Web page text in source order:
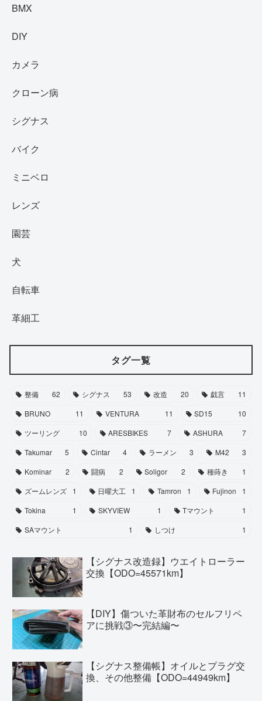
BMX
DIY
カメラ
クローン病
シグナス
バイク
ミニベロ
レンズ
園芸
犬
自転車
革細工
タグ一覧
整備 62 シグナス 53 改造 20 戯言
11
BRUNO
11 VENTURA 11 SD15
10
ツーリング
10 ARESBIKES 7 ASHURA
7
Takumar
5 Cintar 4 ラーメン 3 M42
3
Kominar
2 闘病 2 Soligor 2 種蒔き
1
ズームレンズ
1 日曜大工 1 Tamron 1 Fujinon
1
Tokina
1 SKYVIEW 1 Tマウント
1
SAマウント
1 しつけ 1
【シグナス改造録】ウエイトローラー
交換【ODO=45571km】
【DIY】傷ついた革財布のセルフリペ
アに挑戦③〜完結編〜
【シグナス整備帳】オイルとプラグ交
換、その他整備【ODO=44949km】